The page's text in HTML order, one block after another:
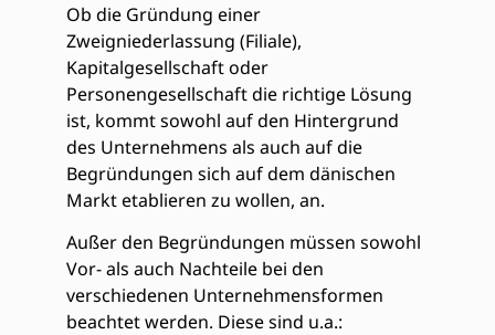
Ob die Gründung einer
Zweigniederlassung (Filiale),
Kapitalgesellschaft oder
Personengesellschaft die richtige Lösung
ist, kommt sowohl auf den Hintergrund
des Unternehmens als auch auf die
Begründungen sich auf dem dänischen
Markt etablieren zu wollen, an.
Außer den Begründungen müssen sowohl
Vor- als auch Nachteile bei den
verschiedenen Unternehmensformen
beachtet werden. Diese sind u.a.: